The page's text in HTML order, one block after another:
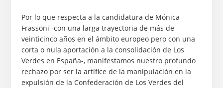
Por lo que respecta a la candidatura de Mónica
Frassoni -con una larga trayectoria de más de
veinticinco años en el ámbito europeo pero con una
corta o nula aportación a la consolidación de Los
Verdes en España-, manifestamos nuestro profundo
rechazo por ser la artífice de la manipulación en la
expulsión de la Confederación de Los Verdes del